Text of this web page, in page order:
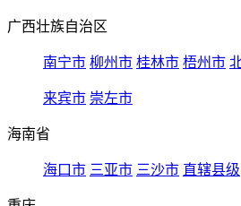
广西壮族自治区
南宁市 柳州市 桂林市 梧州市
来宾市 崇左市
海南省
海口市 三亚市 三沙市 直辖县级